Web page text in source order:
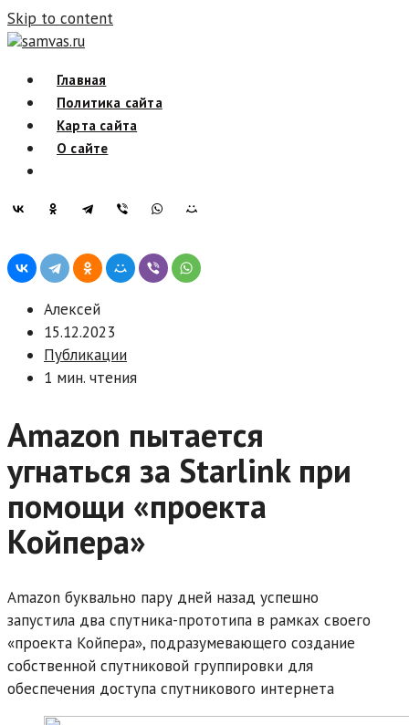
Skip to content
samvas.ru
Главная
Политика сайта
Карта сайта
О сайте
Алексей
15.12.2023
Публикации
1 мин. чтения
Amazon пытается
угнаться за Starlink при
помощи «проекта
Койпера»
Amazon буквально пару дней назад успешно
запустила два спутника-прототипа в рамках своего
«проекта Койпера», подразумевающего создание
собственной спутниковой группировки для
обеспечения доступа спутникового интернета